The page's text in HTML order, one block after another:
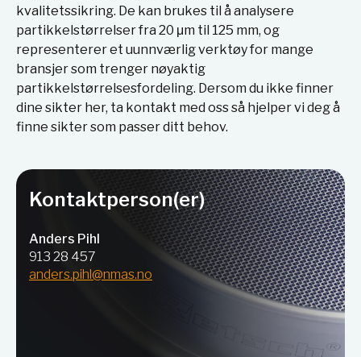
kvalitetssikring. De kan brukes til å analysere
partikkelstørrelser fra 20 μm til 125 mm, og
representerer et uunnværlig verktøy for mange
bransjer som trenger nøyaktig
partikkelstørrelsesfordeling. Dersom du ikke finner
dine sikter her, ta kontakt med oss så hjelper vi deg å
finne sikter som passer ditt behov.
Kontaktperson(er)
Anders Pihl
913 28 457
anders.pihl@nmas.no